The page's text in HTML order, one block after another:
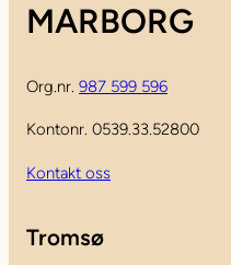
MARBORG
Org.nr. 987 599 596
Kontonr. 0539.33.52800
Kontakt oss
Tromsø